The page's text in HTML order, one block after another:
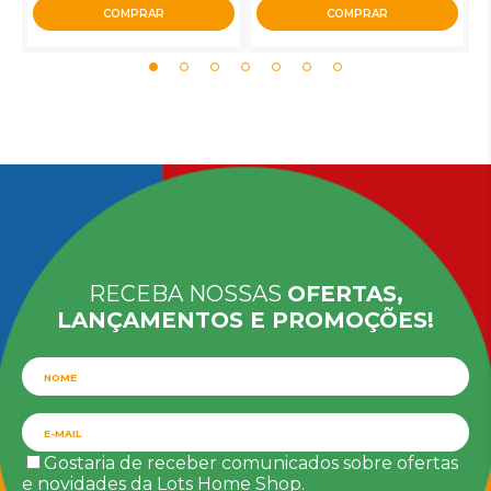
COMPRAR COMPRAR
RECEBA NOSSAS OFERTAS,
LANÇAMENTOS E PROMOÇÕES!
Gostaria de receber comunicados sobre ofertas
e novidades da Lots Home Shop.